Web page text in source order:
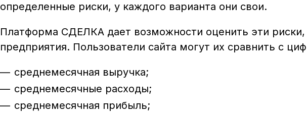
определенные риски, у каждого варианта они свои.
Платформа СДЕЛКА дает возможности оценить эти
предприятия. Пользователи сайта могут их сравнить с
среднемесячная выручка;
среднемесячные расходы;
среднемесячная прибыль;